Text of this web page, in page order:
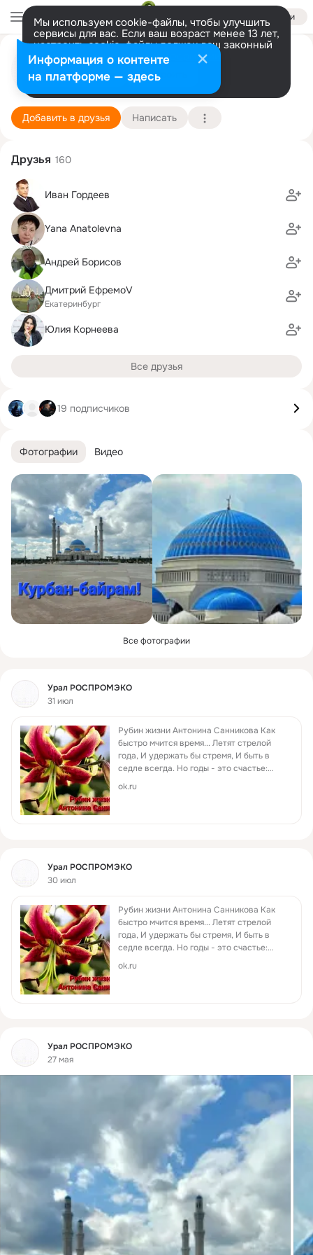
Войти
Мы используем cookie-файлы, чтобы улучшить
сервисы для вас. Если ваш возраст менее 13 лет,
настроить cookie-файлы должен ваш законный
представитель. Больше информации
Разрешить все Настроить
Урал РОСПРОМЭКО
Екатеринбург
Добавить в друзья Написать
Фотографии Видео
Все фотографии
Урал РОСПРОМЭКО
31 июл
Рубин жизни Антонина Санникова Как
быстро мчится время... Летят стрелой
года, И удержать бы стремя, И быть в
седле всегда. Но годы - это счастье:
Любовь, успех, мой сын, Пусть дождь и
- СВЕТЛО!
ok.ru
Урал РОСПРОМЭКО
30 июл
Рубин жизни Антонина Санникова Как
быстро мчится время... Летят стрелой
года, И удержать бы стремя, И быть в
седле всегда. Но годы - это счастье:
Любовь, успех, мой сын, Пусть дождь и
- СВЕТЛО!
ok.ru
Урал РОСПРОМЭКО
27 мая
Друзья 160
Иван Гордеев
Yana Anatolevna
Андрей Борисов
Дмитрий ЕфремоV
Екатеринбург
Юлия Корнеева
Все друзья
19 подписчиков
Информация о контенте
на платформе — здесь